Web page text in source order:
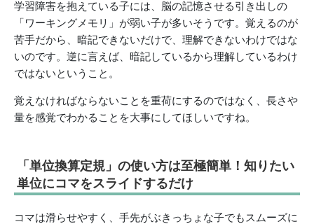
学習障害を抱えている子には、脳の記憶させる引き出しの
「ワーキングメモリ」が弱い子が多いそうです。覚えるのが
苦手だから、暗記できないだけで、理解できないわけではな
いのです。逆に言えば、暗記しているから理解しているわけ
ではないということ。
覚えなければならないことを重荷にするのではなく、長さや
量を感覚でわかることを大事にしてほしいですね。
「単位換算定規」の使い方は至極簡単！知りたい
単位にコマをスライドするだけ
コマは滑らせやすく、手先がぶきっちょな子でもスムーズに